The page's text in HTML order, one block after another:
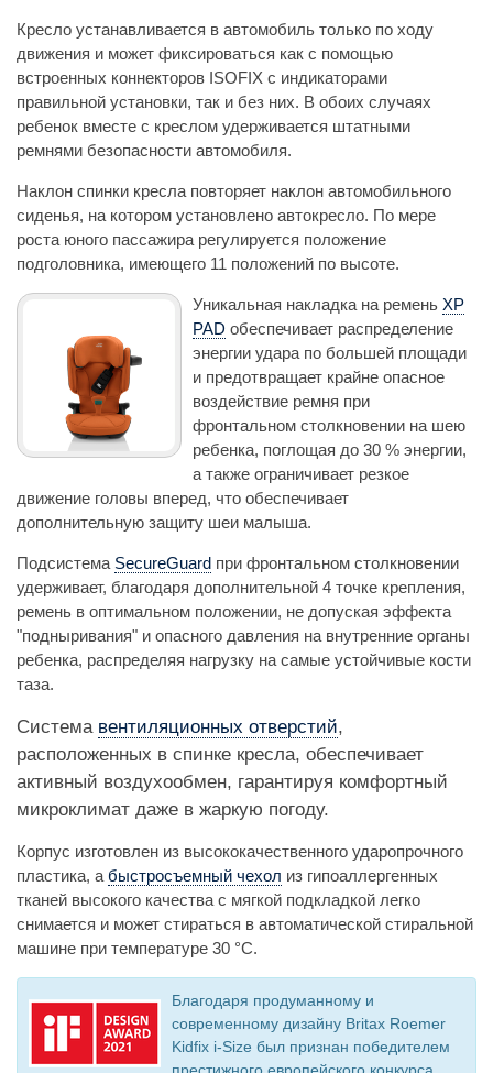
Кресло устанавливается в автомобиль только по ходу
движения и может фиксироваться как с помощью
встроенных коннекторов ISOFIX с индикаторами
правильной установки, так и без них. В обоих случаях
ребенок вместе с креслом удерживается штатными
ремнями безопасности автомобиля.
Наклон спинки кресла повторяет наклон автомобильного
сиденья, на котором установлено автокресло. По мере
роста юного пассажира регулируется положение
подголовника, имеющего 11 положений по высоте.
Уникальная накладка на ремень XP
PAD обеспечивает распределение
энергии удара по большей площади
и предотвращает крайне опасное
воздействие ремня при
фронтальном столкновении на шею
ребенка, поглощая до 30 % энергии,
а также ограничивает резкое
движение головы вперед, что обеспечивает
дополнительную защиту шеи малыша.
Подсистема SecureGuard при фронтальном столкновении
удерживает, благодаря дополнительной 4 точке крепления,
ремень в оптимальном положении, не допуская эффекта
"подныривания" и опасного давления на внутренние органы
ребенка, распределяя нагрузку на самые устойчивые кости
таза.
Система вентиляционных отверстий,
расположенных в спинке кресла, обеспечивает
активный воздухообмен, гарантируя комфортный
микроклимат даже в жаркую погоду.
Корпус изготовлен из высококачественного ударопрочного
пластика, а быстросъемный чехол из гипоаллергенных
тканей высокого качества с мягкой подкладкой легко
снимается и может стираться в автоматической стиральной
машине при температуре 30 °С.
Благодаря продуманному и
современному дизайну Britax Roemer
Kidfix i-Size был признан победителем
престижного европейского конкурса